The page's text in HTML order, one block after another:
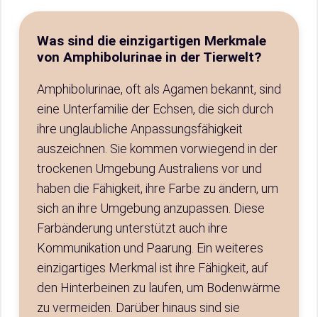
Was sind die einzigartigen Merkmale
von Amphibolurinae in der Tierwelt?
Amphibolurinae, oft als Agamen bekannt, sind
eine Unterfamilie der Echsen, die sich durch
ihre unglaubliche Anpassungsfähigkeit
auszeichnen. Sie kommen vorwiegend in der
trockenen Umgebung Australiens vor und
haben die Fähigkeit, ihre Farbe zu ändern, um
sich an ihre Umgebung anzupassen. Diese
Farbänderung unterstützt auch ihre
Kommunikation und Paarung. Ein weiteres
einzigartiges Merkmal ist ihre Fähigkeit, auf
den Hinterbeinen zu laufen, um Bodenwärme
zu vermeiden. Darüber hinaus sind sie